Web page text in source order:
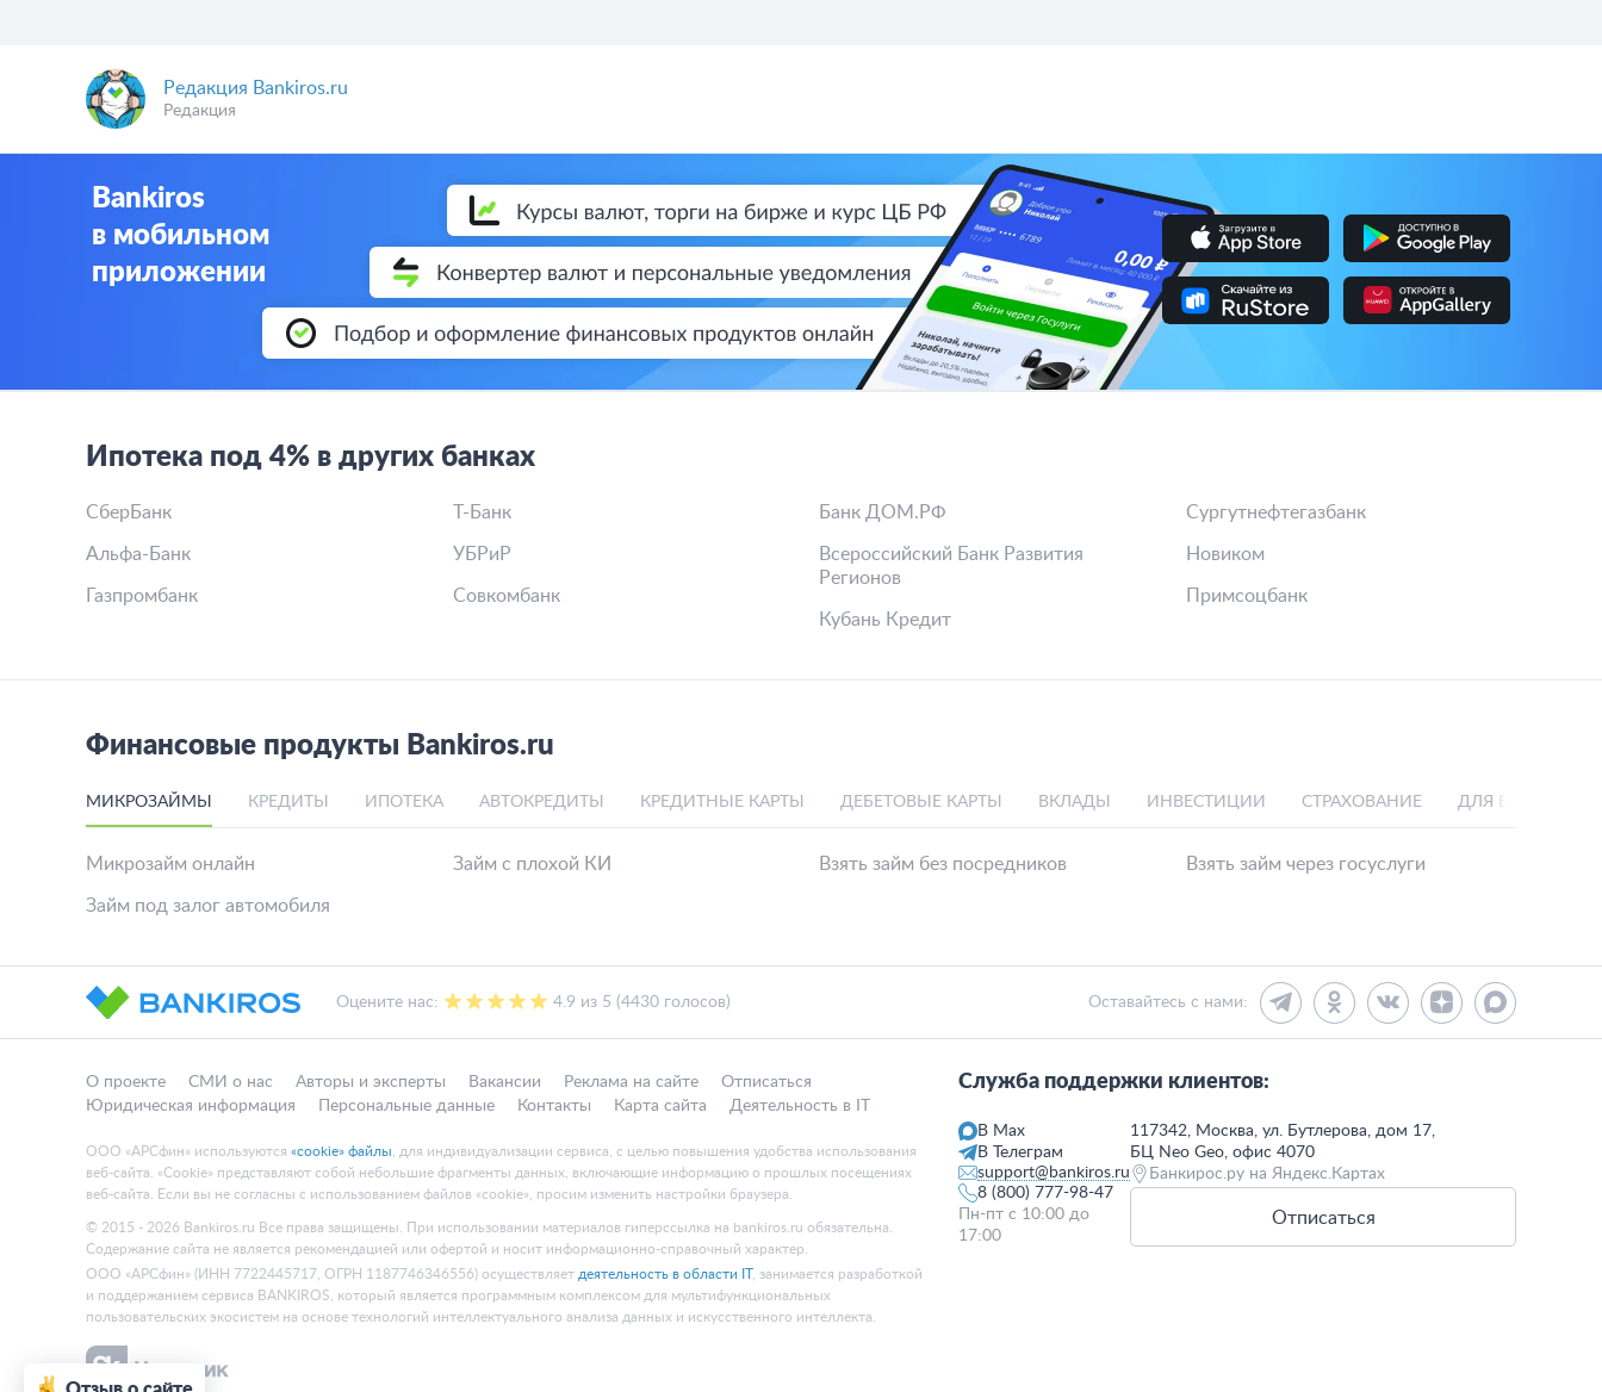
Редакция Bankiros.ru
Редакция
Bankiros
в мобильном
приложении
Ипотека под 4% в других банках
СберБанк
Альфа-Банк
Газпромбанк
Т-Банк
УБРиР
Совкомбанк
Банк ДОМ.РФ
Всероссийский Банк Развития
Регионов
Кубань Кредит
Сургутнефтегазбанк
Новиком
Примсоцбанк
Финансовые продукты Bankiros.ru
МИКРОЗАЙМЫ КРЕДИТЫ ИПОТЕКА АВТОКРЕДИТЫ КРЕДИТНЫЕ КАРТЫ ДЕБЕТОВЫЕ КАРТЫ ВКЛАДЫ ИНВЕСТИЦИИ СТРАХОВАНИЕ ДЛЯ БИЗНЕСА
Микрозайм онлайн
Займ под залог автомобиля
Займ с плохой КИ Взять займ без посредников Взять займ через госуслуги
Оцените нас: 4.9 из 5 (4430 голосов) Оставайтесь с нами:
О проекте СМИ о нас Авторы и эксперты Вакансии Реклама на сайте
Отписаться
Юридическая информация
Персональные данные Контакты Карта сайта Деятельность в IT
ООО «АРСфин» используются «cookie» файлы , для индивидуализации сервиса, с целью повышения удобства использования
веб-сайта. «Cookie» представляют собой небольшие фрагменты данных, включающие информацию о прошлых посещениях
веб-сайта. Если вы не согласны с использованием файлов «cookie», просим изменить настройки браузера.
© 2015 - 2026 Bankiros.ru Все права защищены. При использовании материалов гиперссылка на bankiros.ru обязательна.
Содержание сайта не является рекомендацией или офертой и носит информационно-справочный характер.
ООО «АРСфин» (ИНН 7722445717, ОГРН 1187746346556) осуществляет деятельность в области IT, занимается разработкой
и поддержанием сервиса BANKIROS, который является программным комплексом для мультифункциональных
пользовательских экосистем на основе технологий интеллектуального анализа данных и искусственного интеллекта.
Служба поддержки клиентов:
В Max
В Телеграм
support@bankiros.ru
8 (800) 777-98-47
Пн-пт с 10:00 до
17:00
117342, Москва, ул. Бутлерова, дом 17,
БЦ Neo Geo, офис 4070
Банкирос.ру на Яндекс.Картах
Отписаться